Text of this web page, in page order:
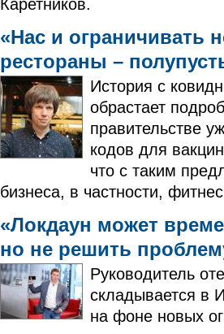
Каретников.
«Нас и ограничивать
рестораны –
История с
обрастает
правительстве
кодов для
что с таким
бизнеса, в частности,
«Локдаун может
но не решить
Руководитель
складывается в
на фоне новых